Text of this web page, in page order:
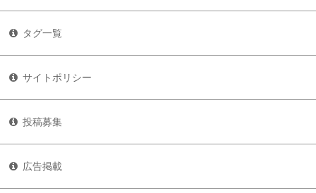
タグ一覧
サイトポリシー
投稿募集
広告掲載